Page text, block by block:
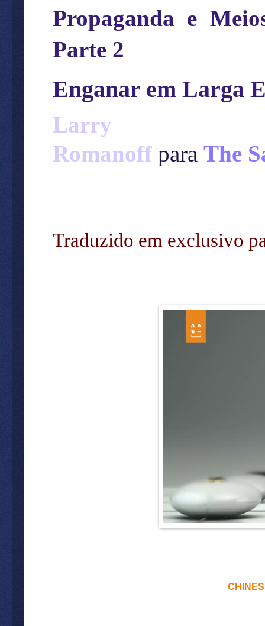
Propaganda e
Parte 2
Enganar em Larga
Larry
Romanoff para The
Traduzido em exclusivo